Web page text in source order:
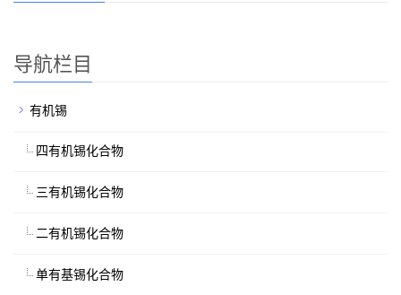
导航栏目
有机锡
四有机锡化合物
三有机锡化合物
二有机锡化合物
单有基锡化合物